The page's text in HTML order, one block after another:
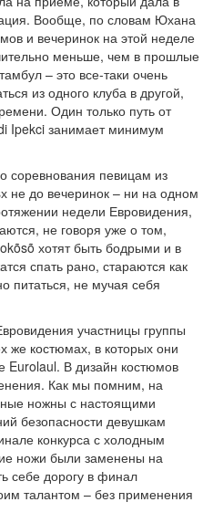
Вообще, по словам Юхана
и вечеринок на этой неделе
меньше, чем в прошлые
– это все-таки очень
из одного клуба в другой,
Один только путь от
Ipekci занимает минимум
соревнования певицам из
не до вечеринок – ни на одном
недели Евровидения,
не говоря уже о том,
хотят быть бодрыми и в
спать рано, стараются как
питаться, не мучая себя
участницы группы
же костюмах, в которых они
Eurolaul. В дизайн костюмов
Как мы помним, на
ножны с настоящими
безопасности девушкам
конкурса с холодным
ножи были заменены на
себе дорогу в финал
талантом – без применения